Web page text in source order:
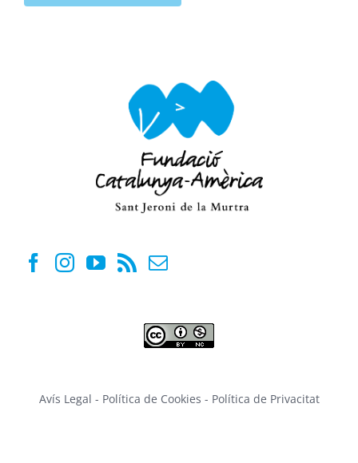
Avís Legal - Política de Cookies - Política de Privacitat